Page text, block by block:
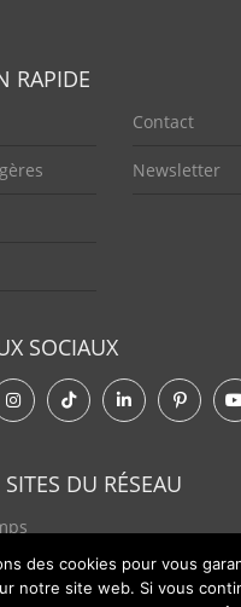
RAPIDE
Contact
Newsletter
SOCIAUX
DU RÉSEAU
des cookies pour vous
notre site web. Si vous